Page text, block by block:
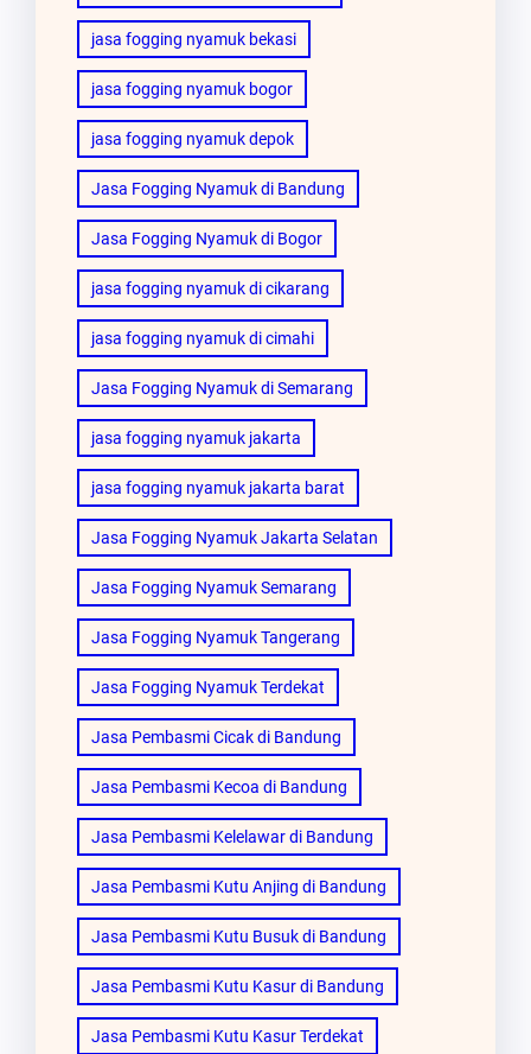
jasa fogging nyamuk bekasi
jasa fogging nyamuk bogor
jasa fogging nyamuk depok
Jasa Fogging Nyamuk di Bandung
Jasa Fogging Nyamuk di Bogor
jasa fogging nyamuk di cikarang
jasa fogging nyamuk di cimahi
Jasa Fogging Nyamuk di Semarang
jasa fogging nyamuk jakarta
jasa fogging nyamuk jakarta barat
Jasa Fogging Nyamuk Jakarta Selatan
Jasa Fogging Nyamuk Semarang
Jasa Fogging Nyamuk Tangerang
Jasa Fogging Nyamuk Terdekat
Jasa Pembasmi Cicak di Bandung
Jasa Pembasmi Kecoa di Bandung
Jasa Pembasmi Kelelawar di Bandung
Jasa Pembasmi Kutu Anjing di Bandung
Jasa Pembasmi Kutu Busuk di Bandung
Jasa Pembasmi Kutu Kasur di Bandung
Jasa Pembasmi Kutu Kasur Terdekat